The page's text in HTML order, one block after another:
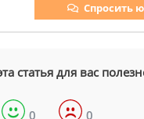
Спросить
статья для вас
0 0